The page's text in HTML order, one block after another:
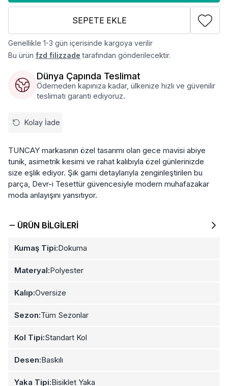
SEPETE EKLE
Genellikle 1-3 gün içerisinde kargoya verilir
Bu ürün fzd filizzade tarafından gönderilecektir.
Dünya Çapında Teslimat
Ödemeden kapınıza kadar, ülkenize hızlı ve güvenilir
teslimatı garanti ediyoruz.
Kolay İade
TUNCAY markasının özel tasarımı olan gece mavisi abiye
tunik, asimetrik kesimi ve rahat kalıbıyla özel günlerinizde
size eşlik ediyor. Şık garni detaylarıyla zenginleştirilen bu
parça, Devr-i Tesettür güvencesiyle modern muhafazakar
moda anlayışını yansıtıyor.
ÜRÜN BILGILERI
Kumaş Tipi:Dokuma
Materyal:Polyester
Kalıp:Oversize
Sezon:Tüm Sezonlar
Kol Tipi:Standart Kol
Desen:Baskılı
Yaka Tipi:Bisiklet Yaka